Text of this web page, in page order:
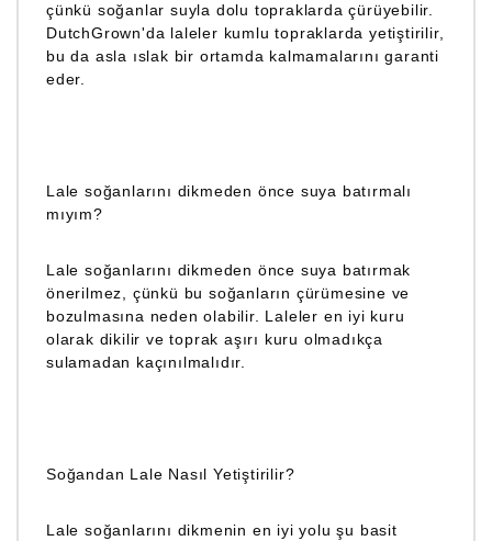
çünkü soğanlar suyla dolu topraklarda çürüyebilir.
DutchGrown'da laleler kumlu topraklarda yetiştirilir,
bu da asla ıslak bir ortamda kalmamalarını garanti
eder.
Lale soğanlarını dikmeden önce suya batırmalı
mıyım?
Lale soğanlarını dikmeden önce suya batırmak
önerilmez, çünkü bu soğanların çürümesine ve
bozulmasına neden olabilir. Laleler en iyi kuru
olarak dikilir ve toprak aşırı kuru olmadıkça
sulamadan kaçınılmalıdır.
Soğandan Lale Nasıl Yetiştirilir?
Lale soğanlarını dikmenin en iyi yolu şu basit